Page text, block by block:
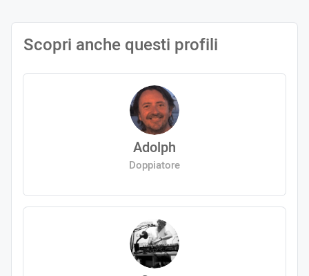
Scopri anche questi profili
Adolph
Doppiatore